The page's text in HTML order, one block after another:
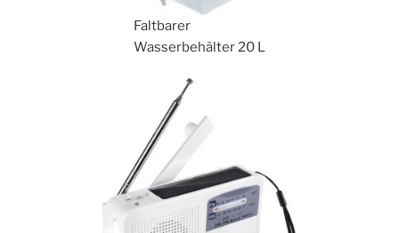
Faltbarer
Wasserbehälter 20 L